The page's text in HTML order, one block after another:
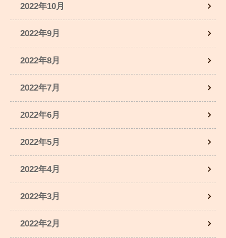
2022年10月
2022年9月
2022年8月
2022年7月
2022年6月
2022年5月
2022年4月
2022年3月
2022年2月